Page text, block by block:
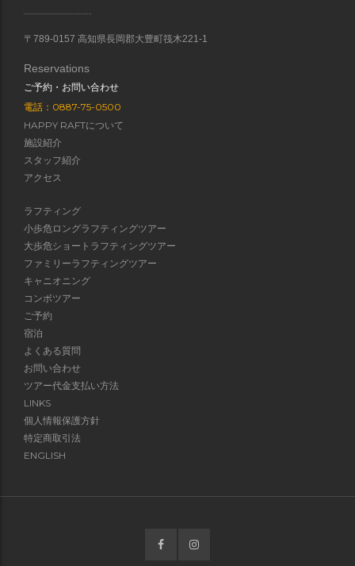
〒789-0157 高知県長岡郡大豊町筏木221-1
Reservations
ご予約・お問い合わせ
電話：0887-75-0500
HAPPY RAFTについて
施設紹介
スタッフ紹介
アクセス
ラフティング
小歩危ロングラフティングツアー
大歩危ショートラフティングツアー
ファミリーラフティングツアー
キャニオニング
コンボツアー
ご予約
宿泊
よくある質問
お問い合わせ
ツアー代金支払い方法
LINKS
個人情報保護方針
特定商取引法
ENGLISH